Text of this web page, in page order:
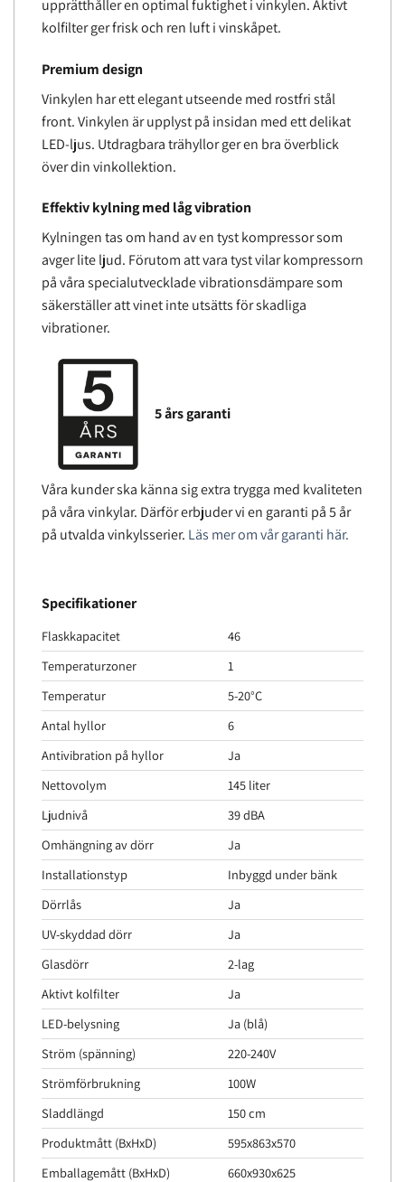
upprätthåller en optimal fuktighet i vinkylen. Aktivt
kolfilter ger frisk och ren luft i vinskåpet.
Premium design
Vinkylen har ett elegant utseende med rostfri stål
front. Vinkylen är upplyst på insidan med ett delikat
LED-ljus. Utdragbara trähyllor ger en bra överblick
över din vinkollektion.
Effektiv kylning med låg vibration
Kylningen tas om hand av en tyst kompressor som
avger lite ljud. Förutom att vara tyst vilar kompressorn
på våra specialutvecklade vibrationsdämpare som
säkerställer att vinet inte utsätts för skadliga
vibrationer.
5 års garanti
Våra kunder ska känna sig extra trygga med kvaliteten
på våra vinkylar. Därför erbjuder vi en garanti på 5 år
på utvalda vinkylsserier. Läs mer om vår garanti här.
Specifikationer
Flaskkapacitet
46
Temperaturzoner
1
Temperatur
5-20°C
Antal hyllor
6
Antivibration på hyllor
Ja
Nettovolym
145 liter
Ljudnivå
39 dBA
Omhängning av dörr
Ja
Installationstyp
Inbyggd under bänk
Dörrlås
Ja
UV-skyddad dörr
Ja
Glasdörr
2-lag
Aktivt kolfilter
Ja
LED-belysning
Ja (blå)
Ström (spänning)
220-240V
Strömförbrukning
100W
Sladdlängd
150 cm
Produktmått (BxHxD)
595x863x570
Emballagemått (BxHxD)
660x930x625